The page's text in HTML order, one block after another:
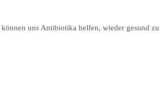
uns Antibiotika helfen, wieder gesund zu